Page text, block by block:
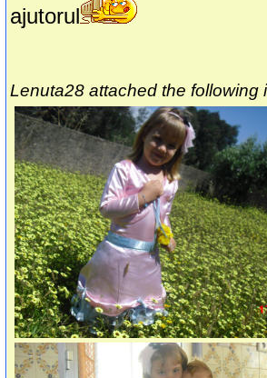
ajutorul
Lenuta28 attached the following